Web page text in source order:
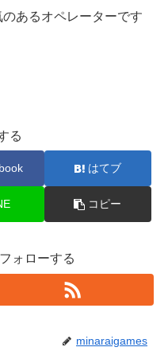
あるオペレーターです
る
はてブ
コピー
ォローする
minaraigames